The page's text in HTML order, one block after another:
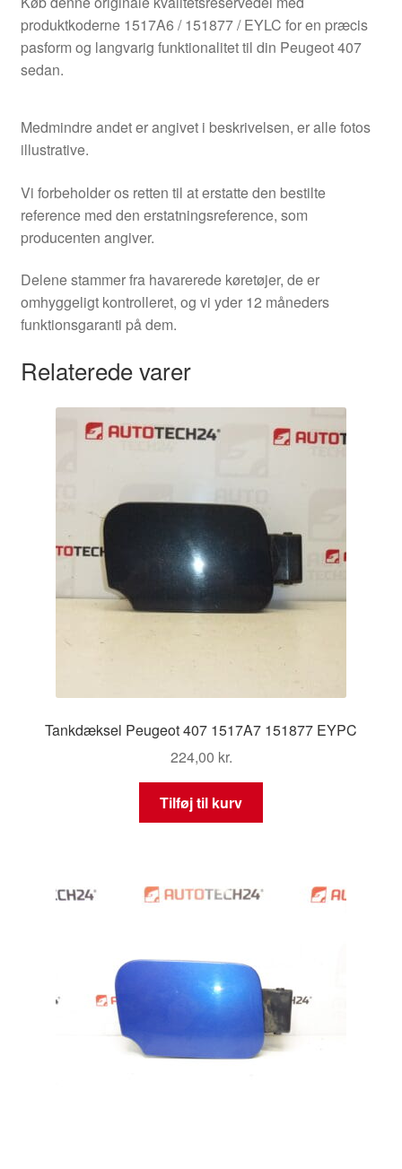
produktkoderne 1517A6 / 151877 / EYLC for en præcis
pasform og langvarig funktionalitet til din Peugeot 407
sedan.
Medmindre andet er angivet i beskrivelsen, er alle fotos
illustrative.
Vi forbeholder os retten til at erstatte den bestilte
reference med den erstatningsreference, som
producenten angiver.
Delene stammer fra havarerede køretøjer, de er
omhyggeligt kontrolleret, og vi yder 12 måneders
funktionsgaranti på dem.
Relaterede varer
Tankdæksel Peugeot 407 1517A7 151877 EYPC
224,00 kr.
Tilføj til kurv